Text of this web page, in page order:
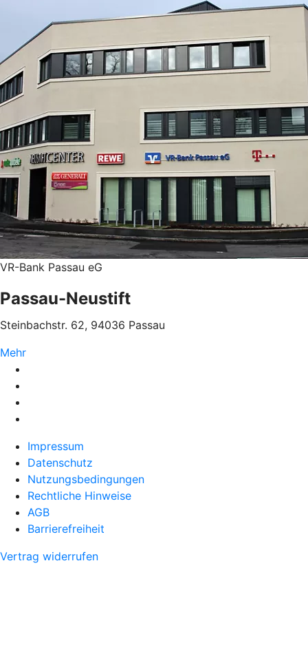
VR-Bank Passau eG
Passau-Neustift
Steinbachstr. 62, 94036 Passau
Mehr
Impressum
Datenschutz
Nutzungsbedingungen
Rechtliche Hinweise
AGB
Barrierefreiheit
Vertrag widerrufen